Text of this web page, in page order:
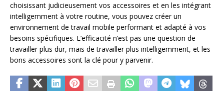
choisissant judicieusement vos accessoires et en les intégrant
intelligemment à votre routine, vous pouvez créer un
environnement de travail mobile performant et adapté à vos
besoins spécifiques. L’efficacité n’est pas une question de
travailler plus dur, mais de travailler plus intelligemment, et les
bons accessoires sont la clé pour y parvenir.